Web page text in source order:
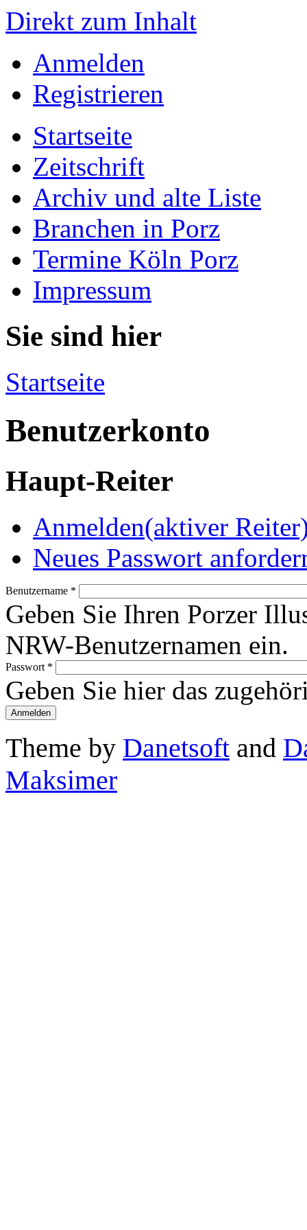
Direkt zum Inhalt
Anmelden
Registrieren
Startseite
Zeitschrift
Archiv und alte Liste
Branchen in Porz
Termine Köln Porz
Impressum
Sie sind hier
Startseite
Benutzerkonto
Haupt-Reiter
Anmelden(aktiver
Neues Passwort
Benutzername *
Geben Sie Ihren Porzer
NRW-Benutzernamen ein.
Passwort *
Geben Sie hier das
Theme by Danetsoft and
Maksimer